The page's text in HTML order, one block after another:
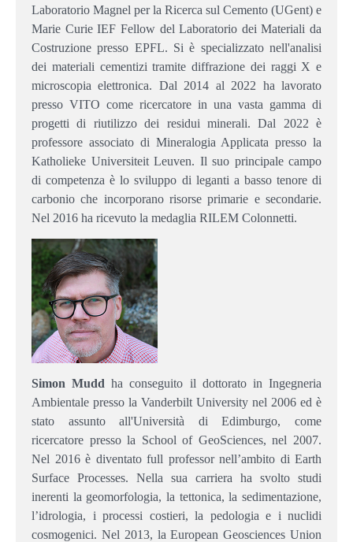
Laboratorio Magnel per la Ricerca sul Cemento (UGent) e
Marie Curie IEF Fellow del Laboratorio dei Materiali da
Costruzione presso EPFL. Si è specializzato nell'analisi
dei materiali cementizi tramite diffrazione dei raggi X e
microscopia elettronica. Dal 2014 al 2022 ha lavorato
presso VITO come ricercatore in una vasta gamma di
progetti di riutilizzo dei residui minerali. Dal 2022 è
professore associato di Mineralogia Applicata presso la
Katholieke Universiteit Leuven. Il suo principale campo
di competenza è lo sviluppo di leganti a basso tenore di
carbonio che incorporano risorse primarie e secondarie.
Nel 2016 ha ricevuto la medaglia RILEM Colonnetti.
Simon Mudd ha conseguito il dottorato in Ingegneria
Ambientale presso la Vanderbilt University nel 2006 ed è
stato assunto all'Università di Edimburgo, come
ricercatore presso la School of GeoSciences, nel 2007.
Nel 2016 è diventato full professor nell’ambito di Earth
Surface Processes. Nella sua carriera ha svolto studi
inerenti la geomorfologia, la tettonica, la sedimentazione,
l’idrologia, i processi costieri, la pedologia e i nuclidi
cosmogenici. Nel 2013, la European Geosciences Union